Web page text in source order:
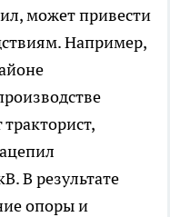
может привести
Например,
В результате
опоры и